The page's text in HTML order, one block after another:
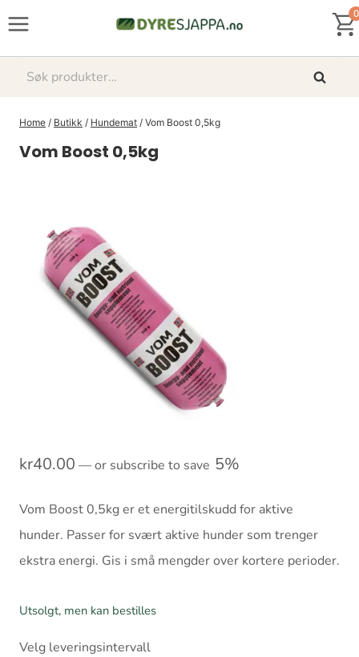
0
Søk
Søk
Home / Butikk / Hundemat / Vom Boost 0,5kg
Vom Boost 0,5kg
kr40.00 —or subscribe to save 5%
Vom Boost 0,5kg er et energitilskudd for aktive
hunder. Passer for svært aktive hunder som trenger
ekstra energi. Gis i små mengder over kortere perioder.
Utsolgt, men kan bestilles
Velg leveringsintervall